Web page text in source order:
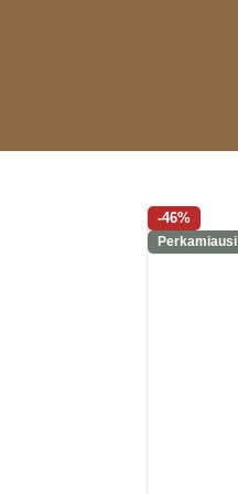
-46%
Perkamiausi